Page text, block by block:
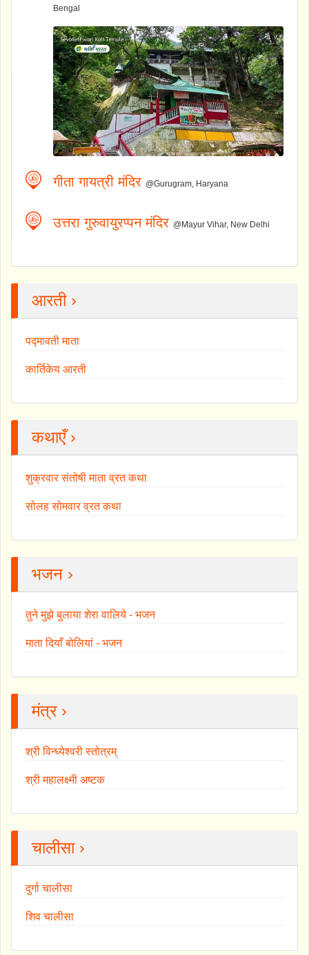
Bengal
गीता गायत्री मंदिर @Gurugram, Haryana
उत्तरा गुरुवायुरप्पन मंदिर @Mayur Vihar, New Delhi
आरती ›
पद्मावती माता
कार्तिकेय आरती
कथाएँ ›
शुक्रवार संतोषी माता व्रत कथा
सोलह सोमवार व्रत कथा
भजन ›
तुने मुझे बुलाया शेरा वालिये - भजन
माता दियाँ बोलियां - भजन
मंत्र ›
श्री विन्ध्येश्वरी स्तोत्रम्
श्री महालक्ष्मी अष्टक
चालीसा ›
दुर्गा चालीसा
शिव चालीसा